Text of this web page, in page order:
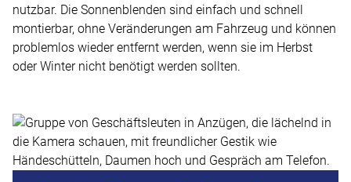
nutzbar. Die Sonnenblenden sind einfach und schnell
montierbar, ohne Veränderungen am Fahrzeug und können
problemlos wieder entfernt werden, wenn sie im Herbst
oder Winter nicht benötigt werden sollten.